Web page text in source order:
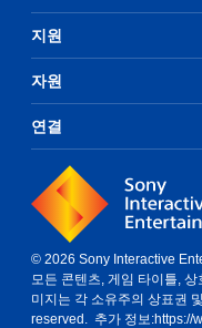
지원
자원
연결
© 2026 Sony Interactive
모든 콘텐츠, 게임 타이틀, 상
미지는 각 소유주의 상표권
reserved. 추가 정보:https://